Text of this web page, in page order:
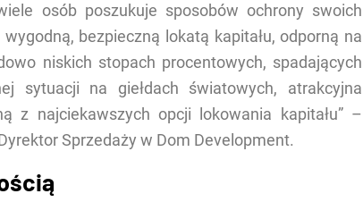
osób poszukuje sposobów ochrony swoich
bezpieczną lokatą kapitału, odporną na
niskich stopach procentowych, spadających
sytuacji na giełdach światowych, atrakcyjna
z najciekawszych opcji lokowania kapitału” –
Sprzedaży w Dom Development.